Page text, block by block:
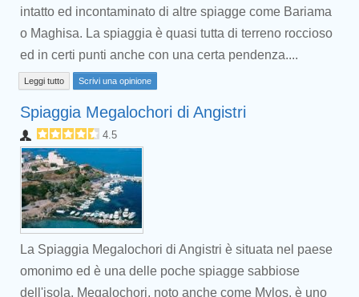
intatto ed incontaminato di altre spiagge come Bariama
o Maghisa. La spiaggia è quasi tutta di terreno roccioso
ed in certi punti anche con una certa pendenza....
Leggi tutto Scrivi una opinione
Spiaggia Megalochori di Angistri
4.5
La Spiaggia Megalochori di Angistri è situata nel paese
omonimo ed è una delle poche spiagge sabbiose
dell'isola. Megalochori, noto anche come Mylos, è uno